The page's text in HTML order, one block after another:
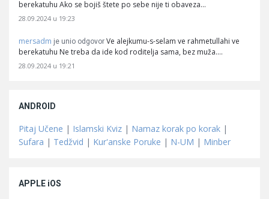
berekatuhu Ako se bojiš štete po sebe nije ti obaveza…
28.09.2024 u 19:23
mersadm je unio odgovor Ve alejkumu-s-selam ve rahmetullahi ve
berekatuhu Ne treba da ide kod roditelja sama, bez muža.…
28.09.2024 u 19:21
ANDROID
Pitaj Učene | Islamski Kviz | Namaz korak po korak |
Sufara | Tedžvid | Kur'anske Poruke | N-UM | Minber
APPLE iOS